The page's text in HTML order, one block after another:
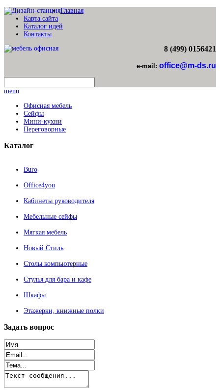
Главная
Карта сайта
Каталог идей
Контакты
8 (499) 0156421
e-mail: office@m-ds.ru
menu
Офисная мебель
Сейфы
Мини-кухни
Переговорные
Каталог
Buro
Office4you
Кабинеты руководителя
Мебельные сейфы
Мягкая мебель
Новый Стиль
Столы компьютерные
Стулья для бара и кафе
Шкафы
Этажерки, книжные полки
Задать вопрос